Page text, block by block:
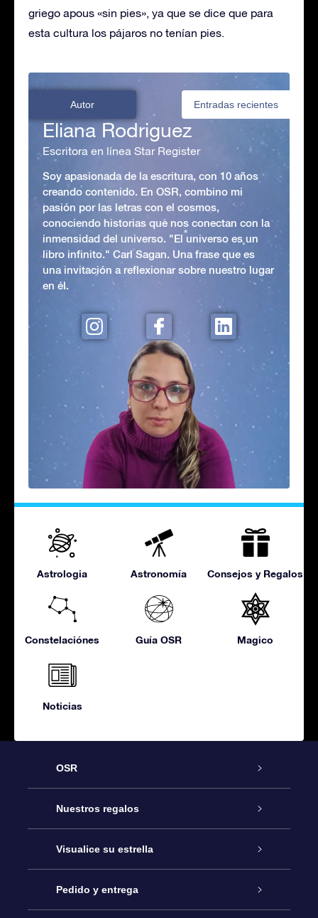
griego apous «sin pies», ya que se dice que para
esta cultura los pájaros no tenían pies.
Autor Entradas recientes
Eliana Rodriguez
Escritora en línea Star Register
Soy apasionada de la escritura, con 10 años
creando contenido. En OSR, combino mi
pasión por las letras con el cosmos,
conociendo historias que nos conectan con la
inmensidad del universo. "El universo es un
libro infinito." Carl Sagan. Una frase que es
una invitación a reflexionar sobre nuestro lugar
en él.
Astrologia Astronomía Consejos y Regalos
Constelaciónes Guía OSR Magico
Noticias
OSR
Atención
Contáctanos
Blog
Nuestros regalos
Regalo Estrella Online
Paquete de Regalo OSR
Visualice su estrella
Registro estelar
Pedido y entrega